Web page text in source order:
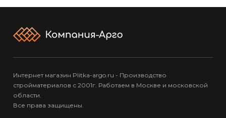
Интернет магазин Plitka-argo.ru - Производство
стройматериалов с 2001г. Работаем в Москве и московской
области.
Все права защищены.